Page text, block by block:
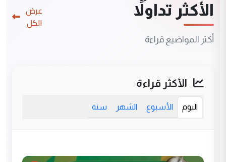
الأكثر تداولاً
أكثر المواضيع قراءة
عرض
الكل
الأكثر قراءة
اليوم الأسبوع الشهر سنة